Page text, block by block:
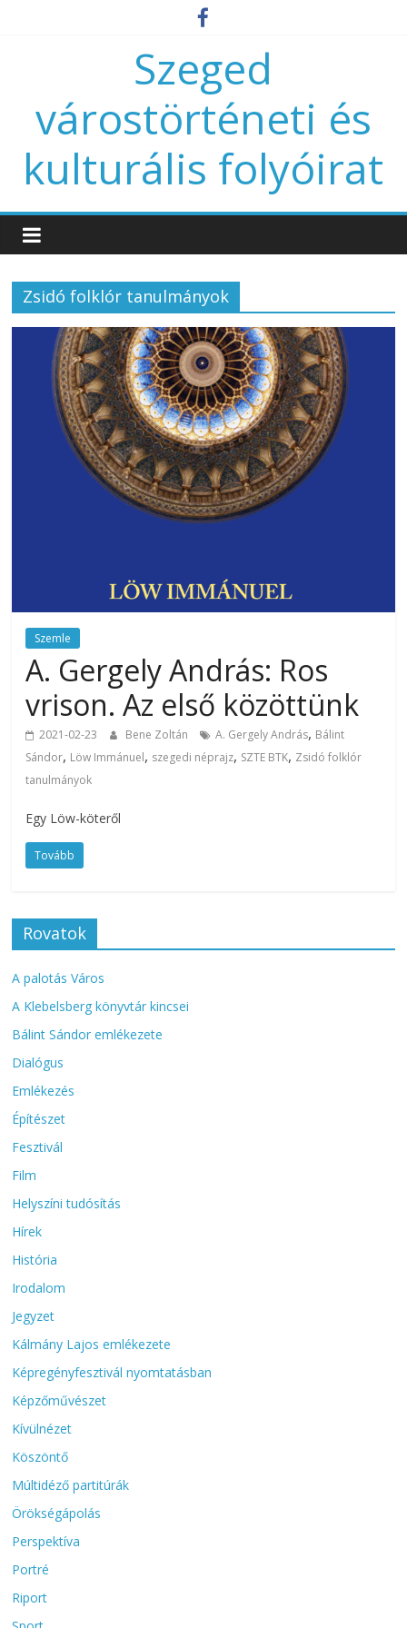
Szeged
várostörténeti és
kulturális folyóirat
Zsidó folklór tanulmányok
Szemle
A. Gergely András: Ros
vrison. Az első közöttünk
2021-02-23 Bene Zoltán A. Gergely András, Bálint
Sándor, Löw Immánuel, szegedi néprajz, SZTE BTK, Zsidó folklór
tanulmányok
Egy Löw-köteről
Tovább
Rovatok
A palotás Város
A Klebelsberg könyvtár kincsei
Bálint Sándor emlékezete
Dialógus
Emlékezés
Építészet
Fesztivál
Film
Helyszíni tudósítás
Hírek
História
Irodalom
Jegyzet
Kálmány Lajos emlékezete
Képregényfesztivál nyomtatásban
Képzőművészet
Kívülnézet
Köszöntő
Múltidéző partitúrák
Örökségápolás
Perspektíva
Portré
Riport